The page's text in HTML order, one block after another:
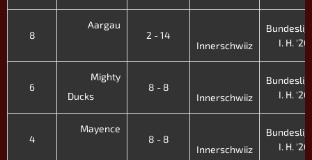
8
Aargau
2 - 14
Innerschwiiz
I. H. '20
6
Mighty
Ducks
8 - 8
Innerschwiiz
I. H. '20
4
Mayence
8 - 8
Innerschwiiz
I. H. '20